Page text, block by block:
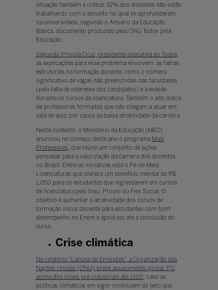
situação também é crítica: 32% dos docentes não estão
trabalhando com o assunto no qual se aprofundaram
na universidade, segundo o Anuário da Educação
Básica, documento produzido pela ONG Todos pela
Educação.
Segundo Priscila Cruz, presidente-executiva do Todos,
as explicações para esse problema envolvem: as falhas
estruturais na formação docente, como o número
significativo de vagas não preenchidas nas faculdades
(pela falta de interesse dos candidatos) e a evasão
durante os cursos de licenciatura. Também o alto índice
de professores formados que não chegam a atuar em
sala de aula, por causa da baixa atratividade da carreira.
Neste contexto, o Ministério da Educação (MEC)
anunciou no começo deste ano o programa Mais
Professores, que reúne um conjunto de ações
pensadas para a valorização da carreira dos docentes
no Brasil. Entre as iniciativas está o Pé-de-Meia
Licenciaturas que oferece um benefício mensal de R$
1.050 para os estudantes que ingressarem em cursos
de licenciatura pelo Sisu, Prouni ou Fies Social. O
objetivo é aumentar a atratividade dos cursos de
formação inicial docente para estudantes com bom
desempenho no Enem e apoiá-los até a conclusão do
curso.
Crise climática
No relatório “Lacuna de Emissões”, a Organização das
Nações Unidas (ONU) prevê aquecimento global 3°C
acima dos níveis pré-industriais até 2100 , caso as
políticas climáticas em vigor continuem do jeito que